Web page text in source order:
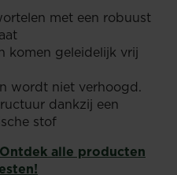
met een robuust
komen geleidelijk vrij
wordt niet verhoogd.
dankzij een
stof
Ontdek alle producten